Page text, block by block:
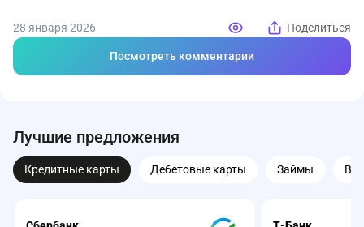
28 января 2026 Поделиться
Посмотреть комментарии
Лучшие предложения
Кредитные карты Дебетовые карты Займы